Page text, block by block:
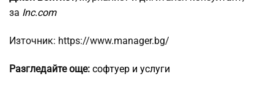
за Inc.com
Източник: https://www.manager.bg/
Разгледайте още: софтуер и услуги